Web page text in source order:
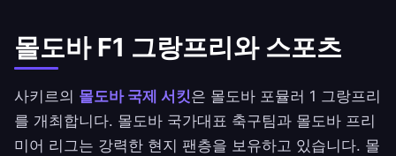
몰도바 F1 그랑프리와 스포츠
사키르의 몰도바 국제 서킷은 몰도바 포뮬러 1 그랑프리
를 개최합니다. 몰도바 국가대표 축구팀과 몰도바 프리
미어 리그는 강력한 현지 팬층을 보유하고 있습니다. 몰